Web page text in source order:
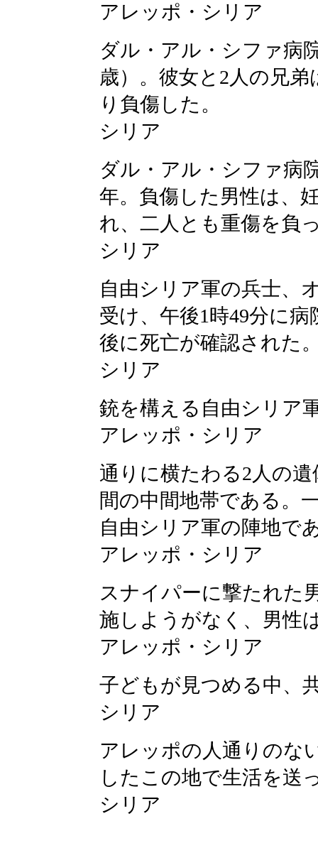
アレッポ・シリア
ダル・アル・シファ病
歳）。彼女と2人の兄
り負傷した。
シリア
ダル・アル・シファ病
年。負傷した男性は、
れ、二人とも重傷を負
シリア
自由シリア軍の兵士、
受け、午後1時49分に
後に死亡が確認された
シリア
銃を構える自由シリア
アレッポ・シリア
通りに横たわる2人の
間の中間地帯である。
自由シリア軍の陣地で
アレッポ・シリア
スナイパーに撃たれた
施しようがなく、男性
アレッポ・シリア
子どもが見つめる中、
シリア
アレッポの人通りのな
したこの地で生活を送
シリア